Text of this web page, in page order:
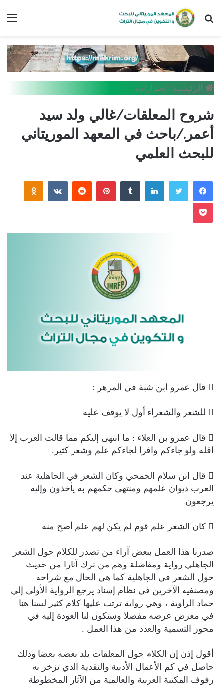
بحث
الرئيسية / إصدارات
شروح المعلقات/غالي ولد سيد
أعمر./باحث في المعهد الموريتاني
للبحث العلمي
فيسبوكتويتر لينكدإن بينتيريست
بوكيت
 قال عمرو ابن شبة في المزهر :
 للشعر والشعراء أول لا يوقف عليه
 قال عمرو بن العلاء : ما انتهى إليكم مما قالت العرب إلا
اقله ولو جاءكم وافرا لجاءكم علم وشعر كثير.
 قال ابن سلام الجمحي وكان الشعر في الجاهلية عند
العرب ديوان علمهم ومنتهى حكمهم به يأخذون وإليه
يرجعون.
 كان الشعر علم قوم لم يكن لهم علم أصح منه
صدرنا هذا العمل ببعض آراء من تصدر للكلام حول الشعر
الجاهلي رواية ومفاضلة وهم من ترك آثارا من حديث
حول الشعر في الجاهلية كما هي الحال مع شراحه
ومصنفيه الآخرين في نظام إسناد يرجع الرواية الأولى إلي
حماد الراوية ، وهي رواية ترتب عليها كلام كثير لسنا هنا
في معرض عرضه مفصلا وستكون لنا العودة إليه في
محور التسمية والعدد من هذا العمل .
أقول إذن إن الكلام حول المعلقات يلد بعضه بعضا وذلك
حاصل في كم الأعمال الأدبية والنقدية الذي تزخر به
رفوف المكتبة العربية والعالمية من الآثار المخطوطة